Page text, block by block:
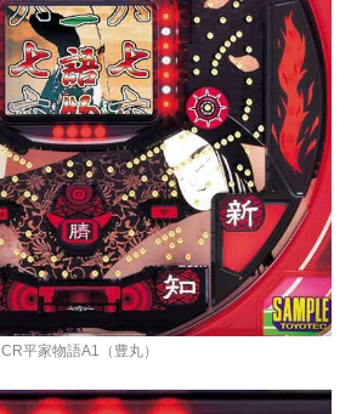
CR平家物語A1（豊丸）